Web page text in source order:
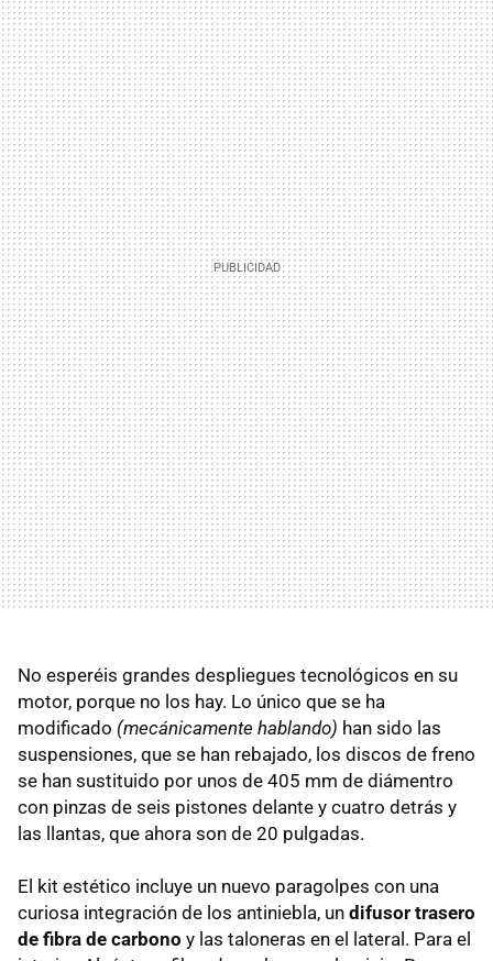
No esperéis grandes despliegues tecnológicos en su
motor, porque no los hay. Lo único que se ha
modificado (mecánicamente hablando) han sido las
suspensiones, que se han rebajado, los discos de freno
se han sustituido por unos de 405 mm de diámentro
con pinzas de seis pistones delante y cuatro detrás y
las llantas, que ahora son de 20 pulgadas.
El kit estético incluye un nuevo paragolpes con una
curiosa integración de los antiniebla, un difusor trasero
de fibra de carbono y las taloneras en el lateral. Para el